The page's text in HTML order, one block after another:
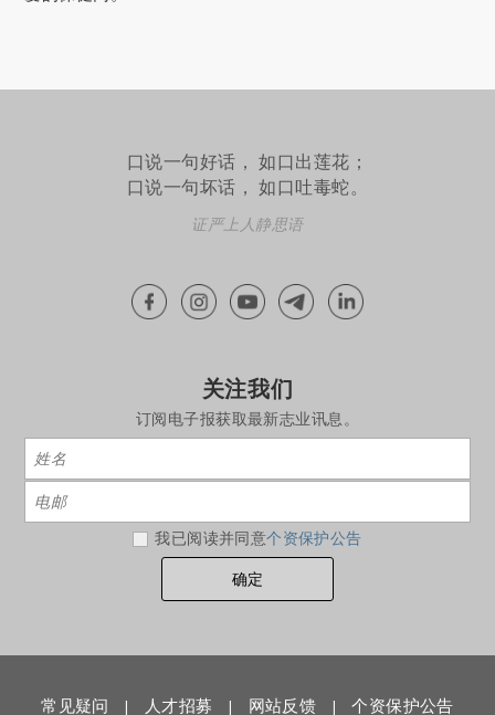
口说一句好话， 如口出莲花；
口说一句坏话， 如口吐毒蛇。
证严上人静思语
关注我们
订阅电子报获取最新志业讯息。
我已阅读并同意个资保护公告
常见疑问 | 人才招募 | 网站反馈 | 个资保护公告